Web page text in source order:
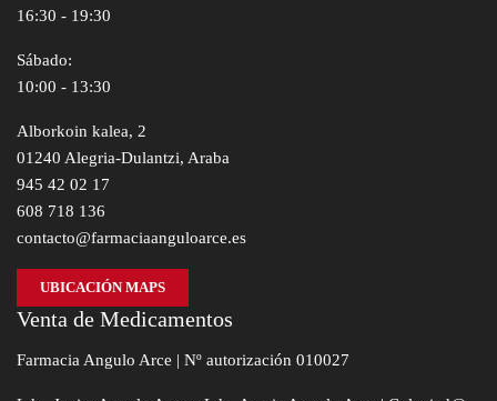
16:30 - 19:30
Sábado:
10:00 - 13:30
Alborkoin kalea, 2
01240 Alegria-Dulantzi, Araba
945 42 02 17
608 718 136
contacto@farmaciaanguloarce.es
UBICACIÓN MAPS
Venta de Medicamentos
Farmacia Angulo Arce | Nº autorización 010027